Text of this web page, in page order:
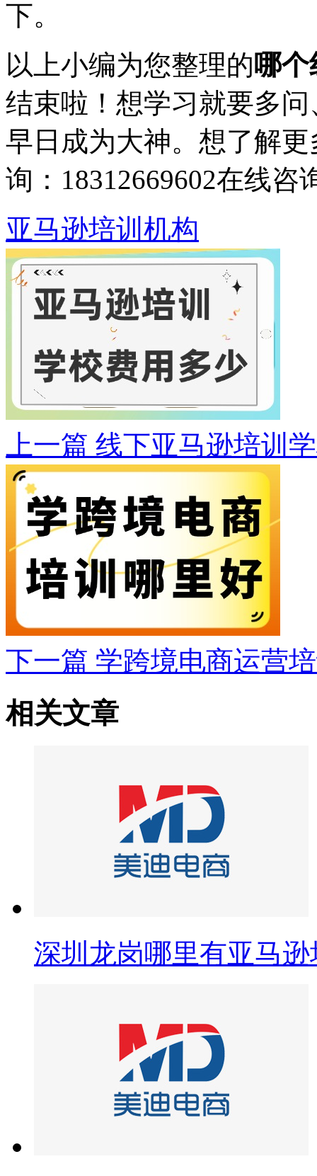
下。
以上小编为您整理的哪个
结束啦！想学习就要多
早日成为大神。想了解
询：18312669602在线咨
亚马逊培训机构
上一篇 线下亚马逊培训
下一篇 学跨境电商运营
相关文章
深圳龙岗哪里有亚马